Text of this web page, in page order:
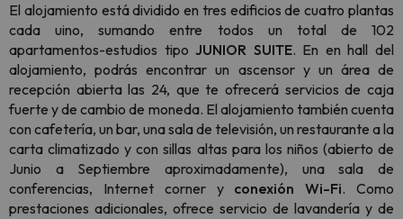
El alojamiento está dividido en tres edificios de cuatro plantas
cada uino, sumando entre todos un total de 102
apartamentos-estudios tipoJUNIOR SUITE. En en hall del
alojamiento, podrás encontrar un ascensor y un área de
recepción abierta las 24, que te ofrecerá servicios de caja
fuerte y de cambio de moneda. El alojamiento también cuenta
con cafetería, un bar, una sala de televisión, un restaurante a la
carta climatizado y con sillas altas para los niños (abierto de
Junio a Septiembre aproximadamente), una sala de
conferencias, Internet corner y conexión Wi-Fi. Como
prestaciones adicionales, ofrece servicio de lavandería y de